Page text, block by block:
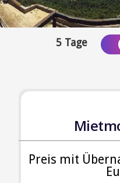
5 Tage
Preis mit